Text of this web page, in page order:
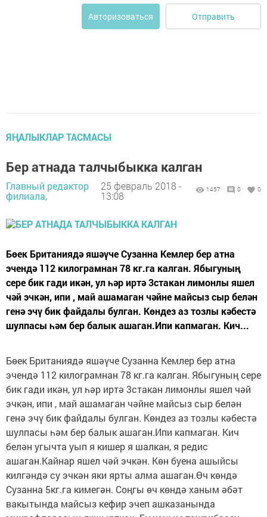
Авторизоваться Отправить
ЯҢАЛЫКЛАР ТАСМАСЫ
Бер атнада талчыбыкка калган
Главный редактор
филиала,
25 февраль 2018 -
13:08
1457 0 0
Бөек Британиядә яшәүче Сузанна Кемлер бер атна
эчендә 112 килограмнан 78 кг.га калган. Ябыгуның
сере бик гади икән, ул һәр иртә 3стакан лимонлы яшел
чәй эчкән, ипи , май ашамаган чәйне майсыз сыр белән
генә эчү бик файдалы булган. Көндез аз тозлы кәбестә
шулпасы һәм бер балык ашаган.Ипи капмаган. Кич...
Бөек Британиядә яшәүче Сузанна Кемлер бер атна
эчендә 112 килограмнан 78 кг.га калган. Ябыгуның сере
бик гади икән, ул һәр иртә 3стакан лимонлы яшел чәй
эчкән, ипи , май ашамаган чәйне майсыз сыр белән
генә эчү бик файдалы булган. Көндез аз тозлы кәбестә
шулпасы һәм бер балык ашаган.Ипи капмаган. Кич
белән угычта уып я кишер я шалкан, я редис
ашаган.Кайнар яшел чәй эчкән. Көн буена ашыйсы
килгәндә су эчкән яки ярты алма ашаган.Өч көндә
Сузанна 5кг.га кимегән. Соңгы өч көндә ханым әбәт
вакытында майсыз кефир эчеп ашказанында